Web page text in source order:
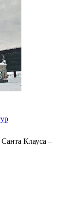
Клауса –